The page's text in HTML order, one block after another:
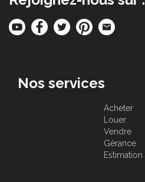
Nos services
Acheter
Louer
Vendre
Gérance
Estimation